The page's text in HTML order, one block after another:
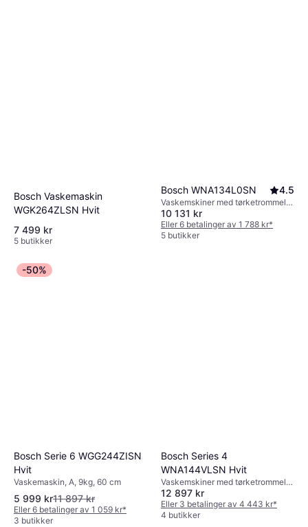
Bosch Vaskemaskin
WGK264ZLSN Hvit
7 499 kr
5 butikker
Bosch WNA134L0SN 4.5
Vaskemskiner med tørketrommel,
E, 8kg, 60 cm
10 131 kr
Eller 6 betalinger av 1 788 kr*
5 butikker
-50%
Bosch Serie 6 WGG244ZISN
Hvit
Vaskemaskin, A, 9kg, 60 cm
5 999 kr11 897 kr
Eller 6 betalinger av 1 059 kr*
3 butikker
Bosch Series 4
WNA144VLSN Hvit
Vaskemskiner med tørketrommel,
B, 9kg, 60 cm
12 897 kr
Eller 3 betalinger av 4 443 kr*
4 butikker